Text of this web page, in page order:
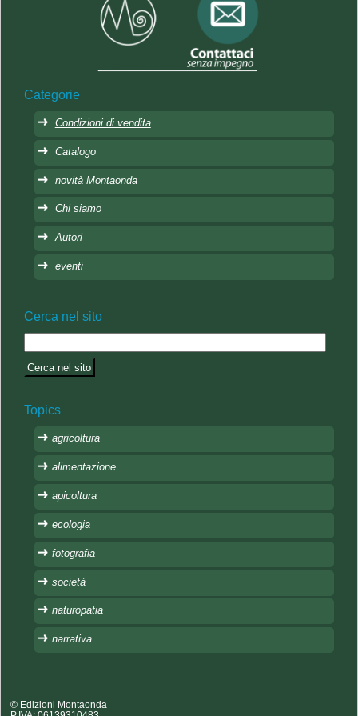
Categorie
Condizioni di vendita
Catalogo
novità Montaonda
Chi siamo
Autori
eventi
Cerca nel sito
Topics
agricoltura
alimentazione
apicoltura
ecologia
fotografia
società
naturopatia
narrativa
© Edizioni Montaonda